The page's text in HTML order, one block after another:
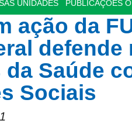
UNIDADES PUBLICAÇÕES
ação da
defende
Saúde
Sociais